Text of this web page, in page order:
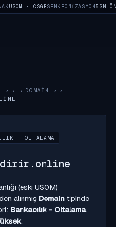
USOM · CSGBSENKRONIZASYON5SN
› DOMAIN
›
- OLTALAMA
(eski USOM)
alınmış Domain tipinde
Bankacılık - Oltalama.
.